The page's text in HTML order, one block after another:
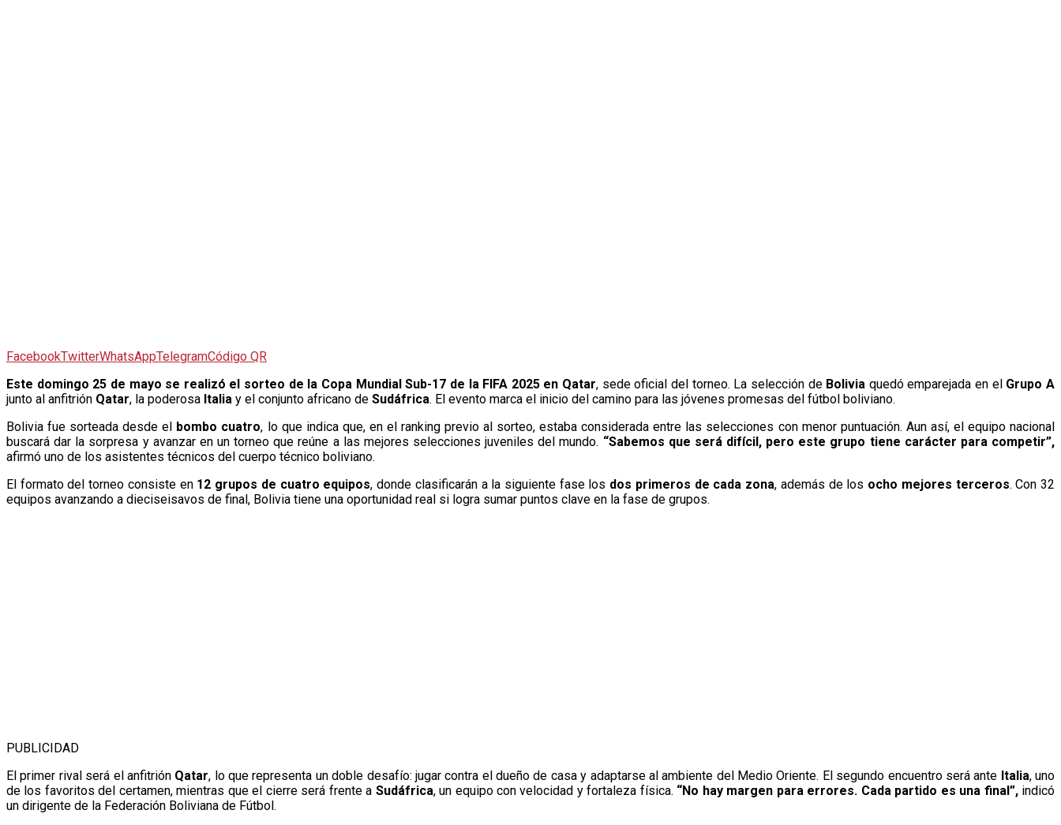
FacebookTwitterWhatsAppTelegramCódigo QR
Este domingo 25 de mayo se realizó el sorteo de la Copa Mundial Sub-17 de la FIFA 2025 en Qatar, sede oficial del torneo. La selección de Bolivia quedó emparejada en el Grupo A
junto al anfitrión Qatar, la poderosa Italia y el conjunto africano de Sudáfrica. El evento marca el inicio del camino para las jóvenes promesas del fútbol boliviano.
Bolivia fue sorteada desde el
bombo cuatro, lo que indica que, en el ranking previo al sorteo, estaba considerada entre las selecciones con menor puntuación. Aun así, el equipo nacional
buscará dar la sorpresa y avanzar en un torneo que reúne a las mejores selecciones juveniles del mundo. “Sabemos que será difícil, pero este grupo tiene carácter para competir”,
afirmó uno de los asistentes técnicos del cuerpo técnico boliviano.
El formato del torneo consiste en 12 grupos de cuatro equipos, donde clasificarán a la siguiente fase los dos primeros de cada zona, además de los ocho mejores terceros. Con 32
equipos avanzando a dieciseisavos de final, Bolivia tiene una oportunidad real si logra sumar puntos clave en la fase de grupos.
PUBLICIDAD
El primer rival será el anfitrión Qatar, lo que representa un doble desafío: jugar contra el dueño de casa y adaptarse al ambiente del Medio Oriente. El segundo encuentro será ante Italia, uno
de los favoritos del certamen, mientras que el cierre será frente a Sudáfrica, un equipo con velocidad y fortaleza física. “No hay margen para errores. Cada partido es una final”,indicó
un dirigente de la Federación Boliviana de Fútbol.